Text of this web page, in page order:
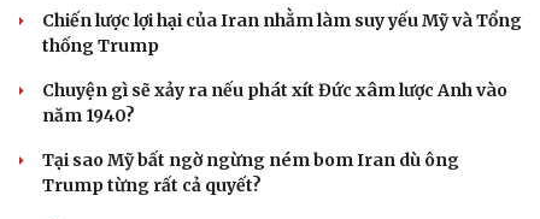
Chiến lược lợi hại của Iran nhằm làm suy yếu Mỹ và Tổng
thống Trump
Chuyện gì sẽ xảy ra nếu phát xít Đức xâm lược Anh vào
năm 1940?
Tại sao Mỹ bất ngờ ngừng ném bom Iran dù ông
Trump từng rất cả quyết?